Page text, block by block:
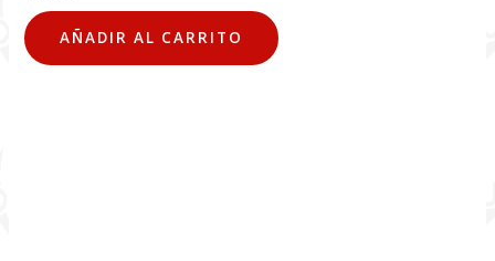
AÑADIR AL CARRITO